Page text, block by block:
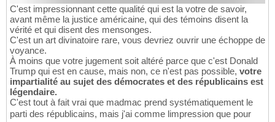
C'est impressionnant cette qualité qui est la votre de savoir,
avant même la justice américaine, qui des témoins disent la
vérité et qui disent des mensonges.
C'est un art divinatoire rare, vous devriez ouvrir une échoppe de
voyance.
À moins que votre jugement soit altéré parce que c'est Donald
Trump qui est en cause, mais non, ce n'est pas possible, votre
impartialité au sujet des démocrates et des républicains est
légendaire.
C'est tout à fait vrai que madmac prend systématiquement le
parti des républicains, mais j'ai comme limpression que pour